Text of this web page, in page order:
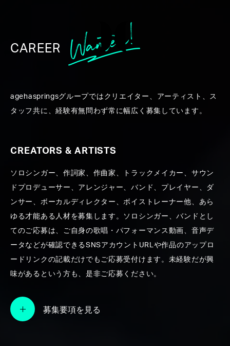
WORK
ALL CREATORS ＆ ARTISTS PRODUCE
SEARCH
CAREER
agehaspringsグループではクリエイター、アーティスト、ス
タッフ共に、経験有無問わず常に幅広く募集しています。
CREATORS & ARTISTS
ソロシンガー、作詞家、作曲家、トラックメイカー、サウン
ドプロデューサー、アレンジャー、バンド、プレイヤー、ダ
ンサー、ボーカルディレクター、ボイストレーナー他、あら
ゆる才能ある人材を募集します。ソロシンガー、バンドとし
てのご応募は、ご自身の歌唱・パフォーマンス動画、音声デ
ータなどが確認できるSNSアカウントURLや作品のアップロ
ードリンクの記載だけでもご応募受付けます。未経験だが興
味があるという方も、是非ご応募ください。
募集要項を見る